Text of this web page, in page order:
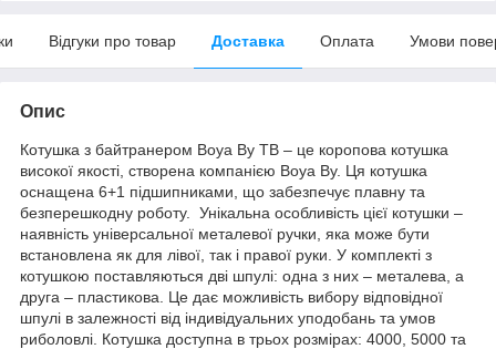
Відгуки про товар Доставка Оплата Умови
Опис
Котушка з байтранером Boya By TB – це коропова котушка
високої якості, створена компанією Boya By. Ця котушка
оснащена 6+1 підшипниками, що забезпечує плавну та
безперешкодну роботу. Унікальна особливість цієї котушки –
наявність універсальної металевої ручки, яка може бути
встановлена як для лівої, так і правої руки. У комплекті з
котушкою поставляються дві шпулі: одна з них – металева, а
друга – пластикова. Це дає можливість вибору відповідної
шпулі в залежності від індивідуальних уподобань та умов
риболовлі. Котушка доступна в трьох розмірах: 4000, 5000 та